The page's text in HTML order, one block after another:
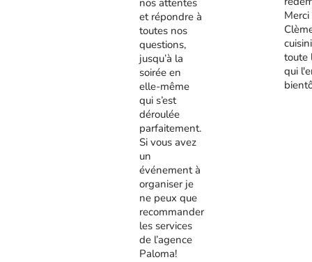
nos attentes
et répondre à
toutes nos
questions,
jusqu’à la
soirée en
elle-même
qui s’est
déroulée
parfaitement.
Si vous avez
un
événement à
organiser je
ne peux que
recommander
les services
de l’agence
Paloma!
Merci
toute
qui